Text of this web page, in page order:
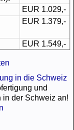
EUR 1.029,-
EUR 1.379,-
EUR 1.549,-
und
in der Schweiz an!